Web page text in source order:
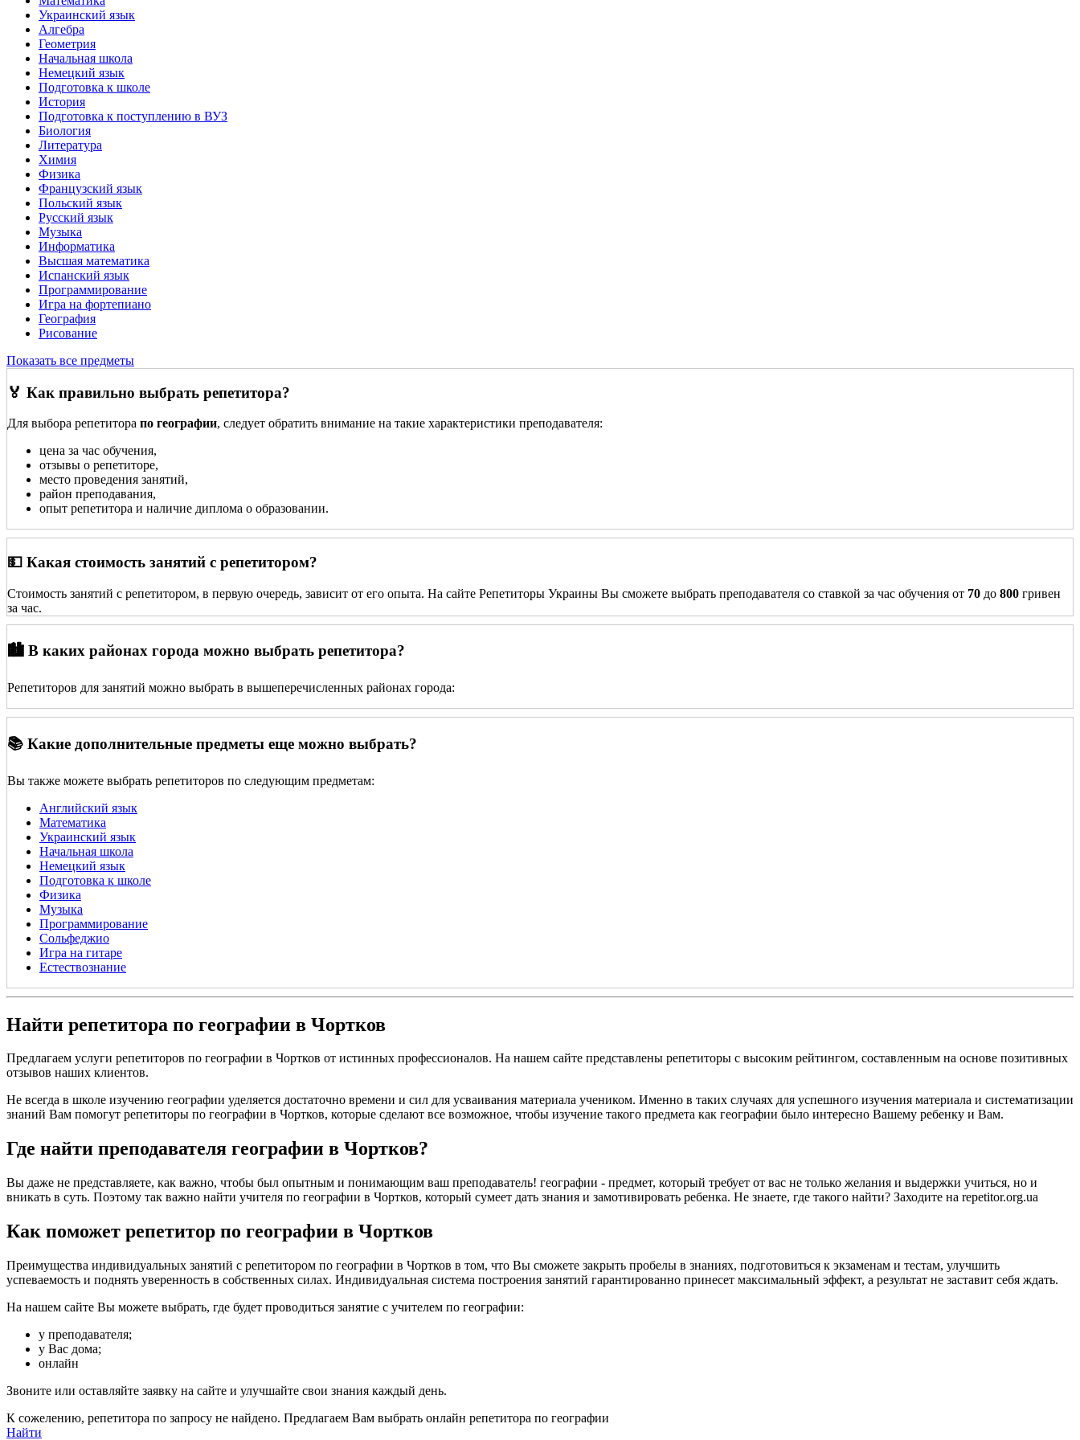
Украинский язык
Алгебра
Геометрия
Начальная школа
Немецкий язык
Подготовка к школе
История
Подготовка к поступлению в ВУЗ
Биология
Литература
Химия
Физика
Французский язык
Польский язык
Русский язык
Музыка
Информатика
Высшая математика
Испанский язык
Программирование
Игра на фортепиано
География
Рисование
Показать все предметы
🏅 Как правильно выбрать репетитора?
Для выбора репетитора по географии, следует обратить внимание на такие характеристики преподавателя:
цена за час обучения,
отзывы о репетиторе,
место проведения занятий,
район преподавания,
опыт репетитора и наличие диплома о образовании.
💵 Какая стоимость занятий с репетитором?
Стоимость занятий с репетитором, в первую очередь, зависит от его опыта. На сайте Репетиторы Украины Вы сможете выбрать преподавателя со ставкой за час обучения от 70 до 800 гривен
за час.
🏙️ В каких районах города можно выбрать репетитора?
Репетиторов для занятий можно выбрать в вышеперечисленных районах города:
📚 Какие дополнительные предметы еще можно выбрать?
Вы также можете выбрать репетиторов по следующим предметам:
Английский язык
Математика
Украинский язык
Начальная школа
Немецкий язык
Подготовка к школе
Физика
Музыка
Программирование
Сольфеджио
Игра на гитаре
Естествознание
Найти репетитора по географии в Чортков
Предлагаем услуги репетиторов по географии в Чортков от истинных профессионалов. На нашем сайте представлены репетиторы с высоким рейтингом, составленным на основе позитивных
отзывов наших клиентов.
Не всегда в школе изучению географии уделяется достаточно времени и сил для усваивания материала учеником. Именно в таких случаях для успешного изучения материала и систематизации
знаний Вам помогут репетиторы по географии в Чортков, которые сделают все возможное, чтобы изучение такого предмета как географии было интересно Вашему ребенку и Вам.
Где найти преподавателя географии в Чортков?
Вы даже не представляете, как важно, чтобы был опытным и понимающим ваш преподаватель! географии - предмет, который требует от вас не только желания и выдержки учиться, но и
вникать в суть. Поэтому так важно найти учителя по географии в Чортков, который сумеет дать знания и замотивировать ребенка. Не знаете, где такого найти? Заходите на repetitor.org.ua
Как поможет репетитор по географии в Чортков
Преимущества индивидуальных занятий с репетитором по географии в Чортков в том, что Вы сможете закрыть пробелы в знаниях, подготовиться к экзаменам и тестам, улучшить
успеваемость и поднять уверенность в собственных силах. Индивидуальная система построения занятий гарантированно принесет максимальный эффект, а результат не заставит себя ждать.
На нашем сайте Вы можете выбрать, где будет проводиться занятие с учителем по географии:
у преподавателя;
у Вас дома;
онлайн
Звоните или оставляйте заявку на сайте и улучшайте свои знания каждый день.
К сожелению, репетитора по запросу не найдено. Предлагаем Вам выбрать онлайн репетитора по географии
Найти